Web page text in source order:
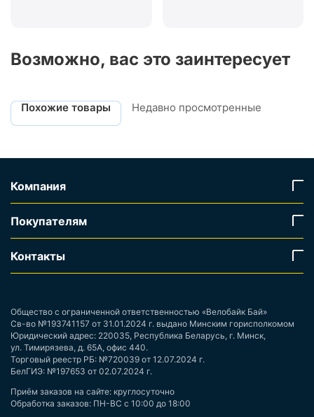
Возможно, вас это заинтересует
Похожие товары Недавно просмотренные
Компания
Покупателям
Контакты
Общество с ограниченной ответственностью «Велобайк Бай»
Св-во №193741157 от 31.01.2024 г. выдано Минским горисполкомом
Юридический адрес: 220035, Республика Беларусь, г. Минск,
ул. Тимирязева, д. 65А, офис 440.
Торговый реестр РБ: №720039 от 12.07.2024 г.
БелГИЭ: №197653 от 02.07.2024 г.
Приём заказов на сайте: круглосуточно
Обработка заказов: ПН-ВС с 10:00 до 18:00